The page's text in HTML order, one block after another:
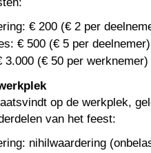
€ 200 (€ 2 per
€ 500 (€ 5 per deelnemer)
3.000 (€ 50 per werknemer)
op de werkplek,
van het feest:
nihilwaardering